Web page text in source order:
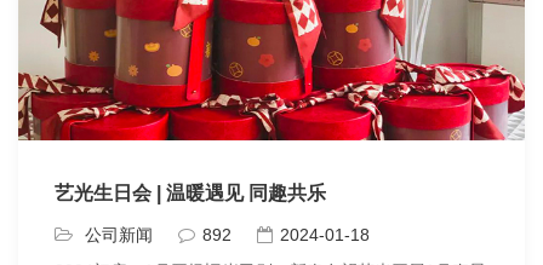
艺光生日会 | 温暖遇见 同趣共乐
公司新闻 892
2024-01-18